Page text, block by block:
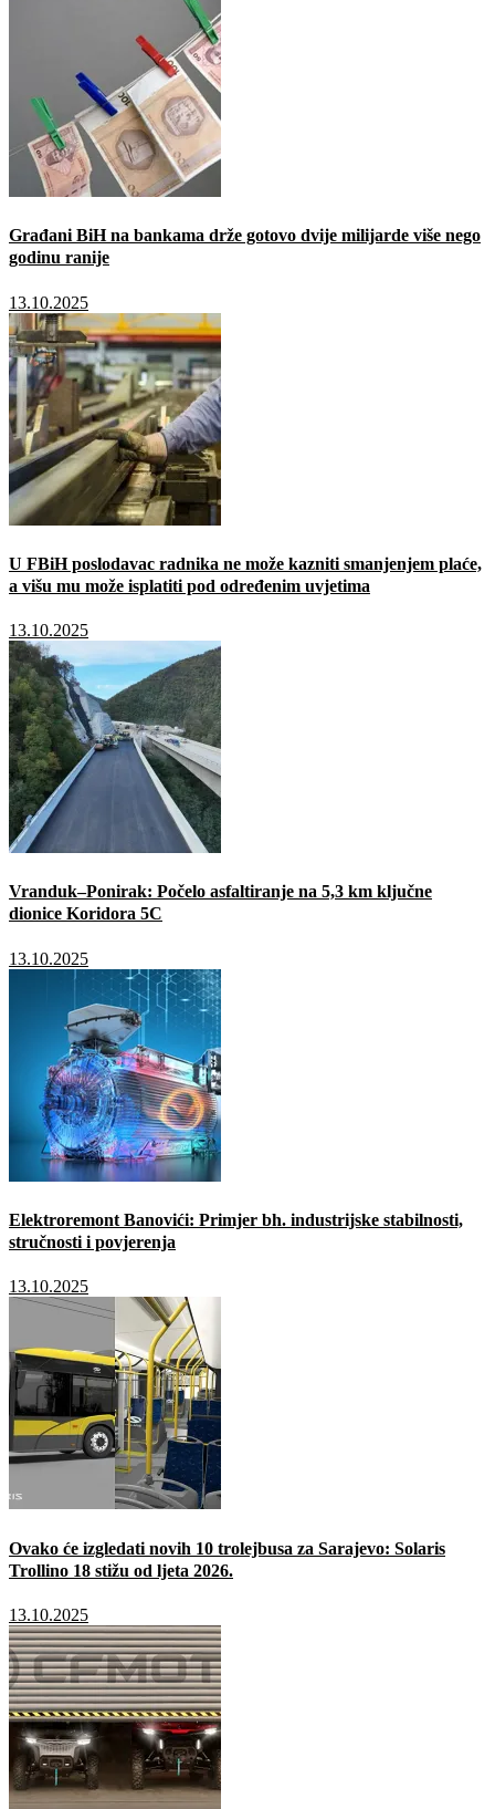
Građani BiH na bankama drže gotovo dvije milijarde više nego
godinu ranije
13.10.2025
U FBiH poslodavac radnika ne može kazniti smanjenjem plaće,
a višu mu može isplatiti pod određenim uvjetima
13.10.2025
Vranduk–Ponirak: Počelo asfaltiranje na 5,3 km ključne
dionice Koridora 5C
13.10.2025
Elektroremont Banovići: Primjer bh. industrijske stabilnosti,
stručnosti i povjerenja
13.10.2025
Ovako će izgledati novih 10 trolejbusa za Sarajevo: Solaris
Trollino 18 stižu od ljeta 2026.
13.10.2025